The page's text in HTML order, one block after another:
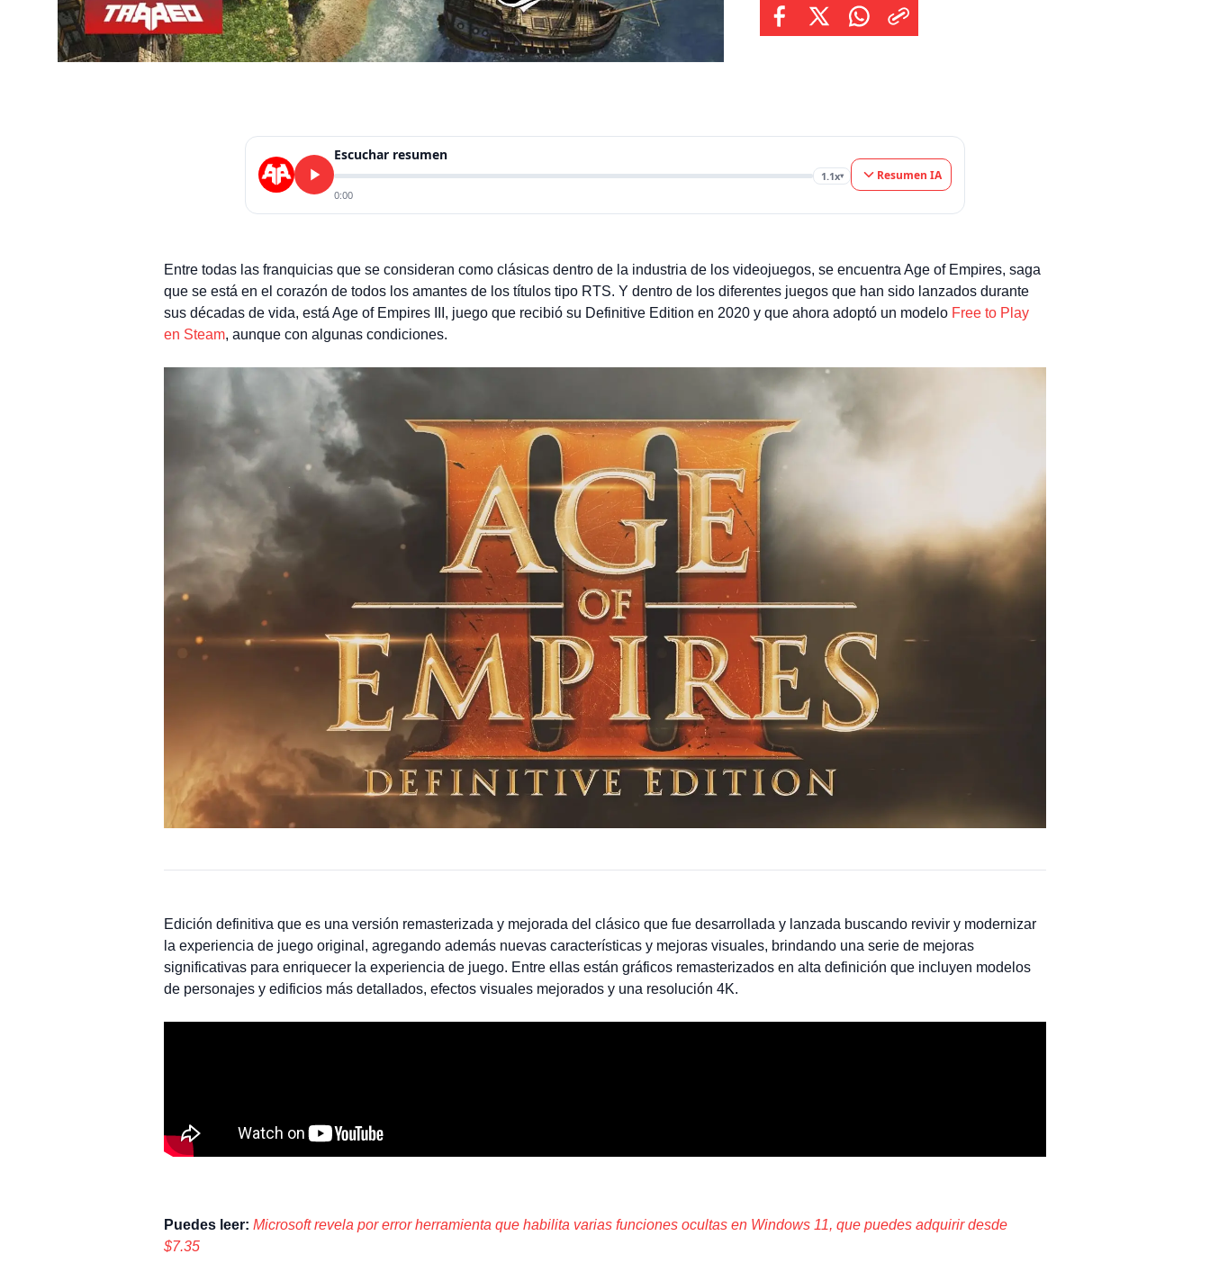
[…]
Escuchar resumen
1.1x▾
0:00
Resumen IA
Entre todas las franquicias que se consideran como clásicas dentro de la industria de los videojuegos, se encuentra Age of Empires, saga
que se está en el corazón de todos los amantes de los títulos tipo RTS. Y dentro de los diferentes juegos que han sido lanzados durante
sus décadas de vida, está Age of Empires III, juego que recibió su Definitive Edition en 2020 y que ahora adoptó un modelo Free to Play
en Steam, aunque con algunas condiciones.
Edición definitiva que es una versión remasterizada y mejorada del clásico que fue desarrollada y lanzada buscando revivir y modernizar
la experiencia de juego original, agregando además nuevas características y mejoras visuales, brindando una serie de mejoras
significativas para enriquecer la experiencia de juego. Entre ellas están gráficos remasterizados en alta definición que incluyen modelos
de personajes y edificios más detallados, efectos visuales mejorados y una resolución 4K.
Puedes leer: Microsoft revela por error herramienta que habilita varias funciones ocultas en Windows 11, que puedes adquirir desde
$7.35